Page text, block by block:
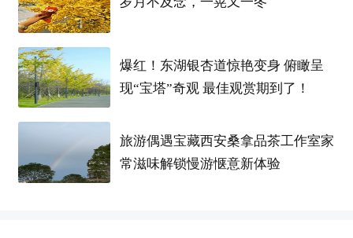
爆红！东湖银杏道惊艳变身 俯瞰呈
现“宝塔”奇观 最佳观赏期到了！
旅游偶遇宝藏西安桑拿品茶工作室家
常滋味解锁慢游惬意新体验